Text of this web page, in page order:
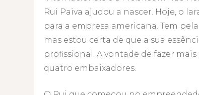
Rui Paiva ajudou a nascer. Hoje, o
para a empresa americana. Tem
mas estou certa de que a sua
profissional. A vontade de fazer
quatro embaixadores.